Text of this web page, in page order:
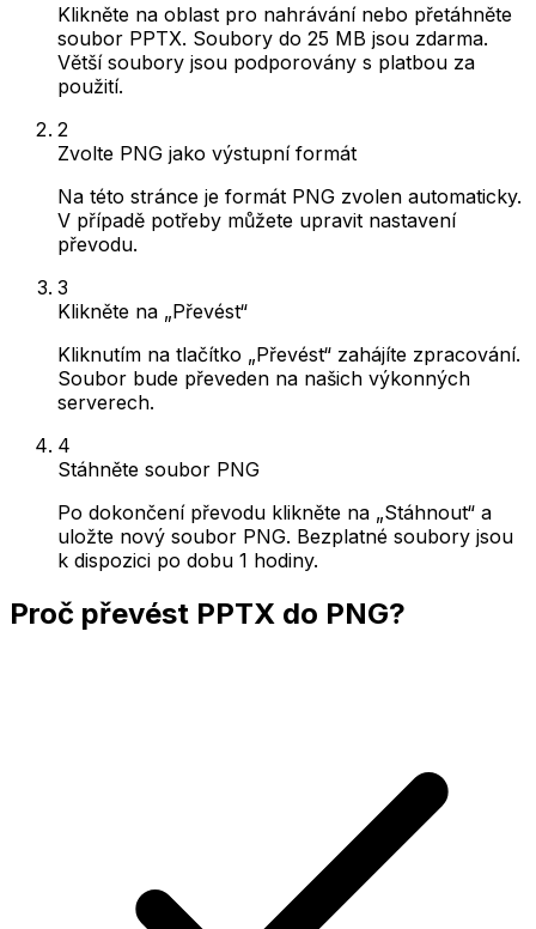
Klikněte na oblast pro nahrávání nebo přetáhněte
soubor PPTX. Soubory do 25 MB jsou zdarma.
Větší soubory jsou podporovány s platbou za
použití.
2
Zvolte PNG jako výstupní formát
Na této stránce je formát PNG zvolen automaticky.
V případě potřeby můžete upravit nastavení
převodu.
3
Klikněte na „Převést“
Kliknutím na tlačítko „Převést“ zahájíte zpracování.
Soubor bude převeden na našich výkonných
serverech.
4
Stáhněte soubor PNG
Po dokončení převodu klikněte na „Stáhnout“ a
uložte nový soubor PNG. Bezplatné soubory jsou
k dispozici po dobu 1 hodiny.
Proč převést PPTX do PNG?